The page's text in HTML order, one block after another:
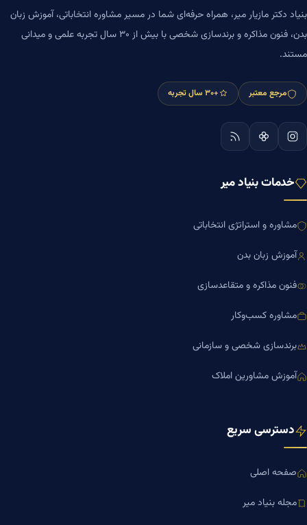
بنیاد دکتر مازیار میر، همراه حرفه‌ای شما در مسیر مشاوره انتخاباتی، آموزش زبان
بدن، فنون مذاکره و برندسازی شخصی با بیش از ۳۰ سال تجربه علمی و میدانی
مستند.
مرجع معتبر +۳۰ سال تجربه
خدمات بنیاد میر
مشاوره و استراتژی انتخاباتی
آموزش زبان بدن
فنون مذاکره و متقاعدسازی
مشاوره کسب‌وکار
برندسازی شخصی و سازمانی
آموزش مشاورین املاک
دسترسی سریع
صفحه اصلی
مجله بنیاد میر